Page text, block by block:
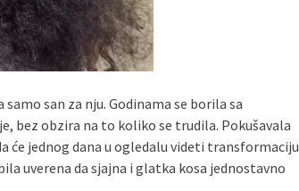
san za nju. Godinama se borila sa
bez obzira na to koliko se trudila. Pokušavala
će jednog dana u ogledalu videti transformaciju
uverena da sjajna i glatka kosa jednostavno